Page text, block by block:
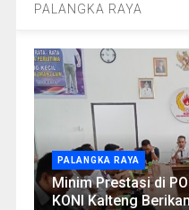
PALANGKA RAYA
PALANGKA RAYA
Minim Prestasi di
KONI Kalteng